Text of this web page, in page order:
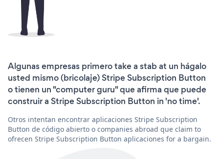
Algunas empresas primero take a stab at un hágalo
usted mismo (bricolaje) Stripe Subscription Button
o tienen un "computer guru" que afirma que puede
construir a Stripe Subscription Button in 'no time'.
Otros intentan encontrar aplicaciones Stripe Subscription
Button de código abierto o companies abroad que claim to
ofrecen Stripe Subscription Button aplicaciones for a bargain.